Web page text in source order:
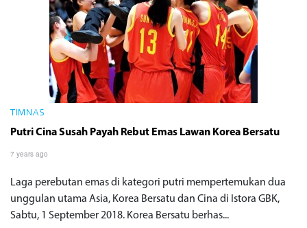
TIMNAS
Putri Cina Susah Payah Rebut Emas Lawan Korea Bersatu
7 years ago
Laga perebutan emas di kategori putri mempertemukan dua
unggulan utama Asia, Korea Bersatu dan Cina di Istora GBK,
Sabtu, 1 September 2018. Korea Bersatu berhas...